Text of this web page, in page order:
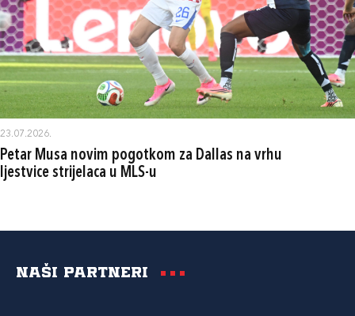
23.07.2026.
Petar Musa novim pogotkom za Dallas na vrhu
ljestvice strijelaca u MLS-u
Naši partneri